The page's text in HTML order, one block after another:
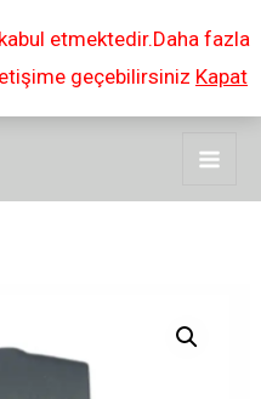
etmektedir.Daha fazla
geçebilirsiniz Kapat
andaki